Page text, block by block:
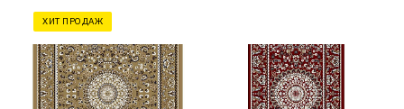
ХИТ ПРОДАЖ